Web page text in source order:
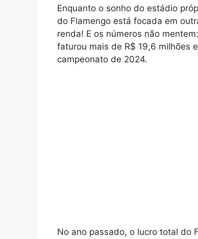
Enquanto o sonho do estádio
do Flamengo está focada em
renda! E os números não
faturou mais de R$ 19,6 milhões
campeonato de 2024.
No ano passado, o lucro total do